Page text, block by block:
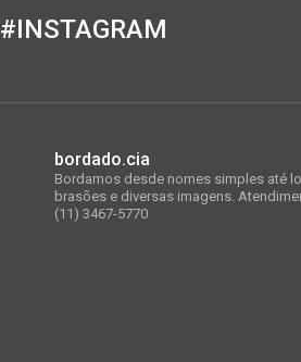
#INSTAGRAM
bordado.cia
Bordamos desde nomes simples até
brasões e diversas imagens.
(11) 3467-5770